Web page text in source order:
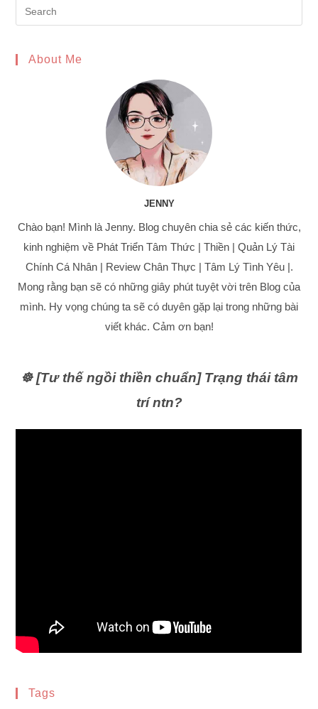
About Me
JENNY
Chào bạn! Mình là Jenny. Blog chuyên chia sẻ các kiến thức,
kinh nghiệm về Phát Triển Tâm Thức | Thiền | Quản Lý Tài
Chính Cá Nhân | Review Chân Thực | Tâm Lý Tình Yêu |.
Mong rằng bạn sẽ có những giây phút tuyệt vời trên Blog của
mình. Hy vọng chúng ta sẽ có duyên gặp lại trong những bài
viết khác. Cảm ơn bạn!
☸️ [Tư thế ngồi thiền chuẩn] Trạng thái tâm
trí ntn?
Tags